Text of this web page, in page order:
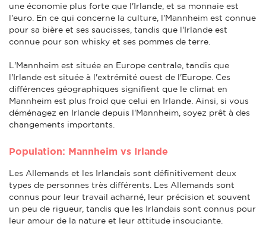
une économie plus forte que l'Irlande, et sa monnaie est
l'euro. En ce qui concerne la culture, l'Mannheim est connue
pour sa bière et ses saucisses, tandis que l'Irlande est
connue pour son whisky et ses pommes de terre.
L'Mannheim est située en Europe centrale, tandis que
l'Irlande est située à l'extrémité ouest de l'Europe. Ces
différences géographiques signifient que le climat en
Mannheim est plus froid que celui en Irlande. Ainsi, si vous
déménagez en Irlande depuis l'Mannheim, soyez prêt à des
changements importants.
Population: Mannheim vs Irlande
Les Allemands et les Irlandais sont définitivement deux
types de personnes très différents. Les Allemands sont
connus pour leur travail acharné, leur précision et souvent
un peu de rigueur, tandis que les Irlandais sont connus pour
leur amour de la nature et leur attitude insouciante.